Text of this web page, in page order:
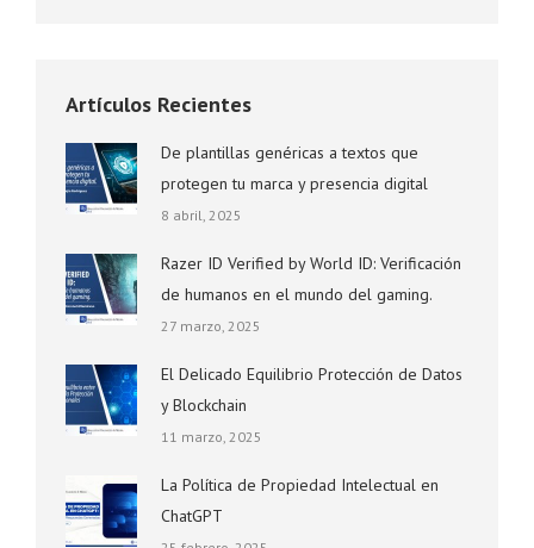
Artículos Recientes
De plantillas genéricas a textos que
protegen tu marca y presencia digital
8 abril, 2025
Razer ID Verified by World ID: Verificación
de humanos en el mundo del gaming.
27 marzo, 2025
El Delicado Equilibrio Protección de Datos
y Blockchain
11 marzo, 2025
La Política de Propiedad Intelectual en
ChatGPT